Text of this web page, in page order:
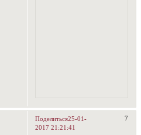
Поделиться 7
25-01-
2017 21:21:41